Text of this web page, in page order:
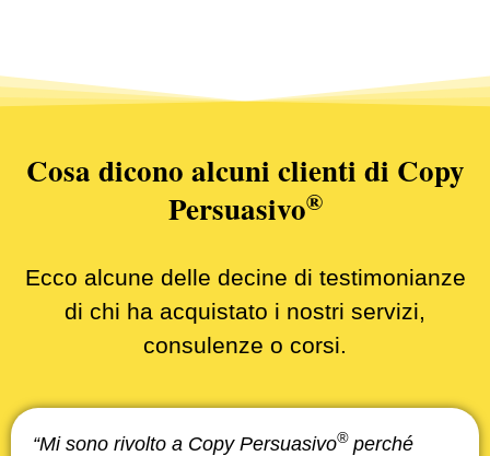
Cosa dicono alcuni clienti di Copy
Persuasivo®
Ecco alcune delle decine di testimonianze
di chi ha acquistato i nostri servizi,
consulenze o corsi.
“Mi sono rivolto a Copy Persuasivo®perché